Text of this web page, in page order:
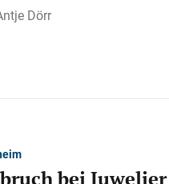
Dörr
bei Juwelier